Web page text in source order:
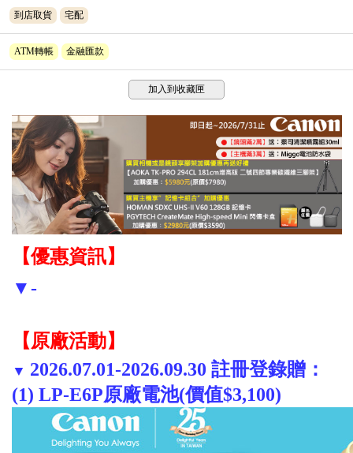
到店取貨 宅配
ATM轉帳 金融匯款
加入到收藏匣
【優惠資訊】
▼-
【原廠活動】
▼ 2026.07.01-2026.09.30 註冊登錄贈：
(1) LP-E6P原廠電池(價值$3,100)